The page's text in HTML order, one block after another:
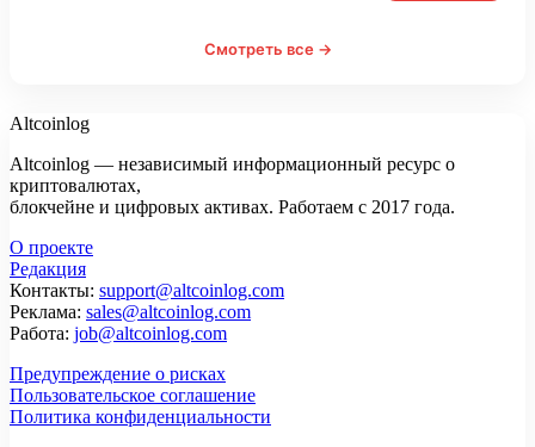
Смотреть все →
Altcoinlog
Altcoinlog — независимый информационный ресурс о
криптовалютах,
блокчейне и цифровых активах. Работаем с 2017 года.
О проекте
Редакция
Контакты: support@altcoinlog.com
Реклама: sales@altcoinlog.com
Работа: job@altcoinlog.com
Предупреждение о рисках
Пользовательское соглашение
Политика конфиденциальности